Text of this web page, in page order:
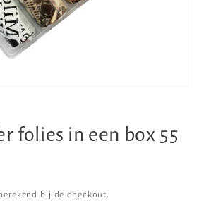
folies in een box 55
bij de checkout.